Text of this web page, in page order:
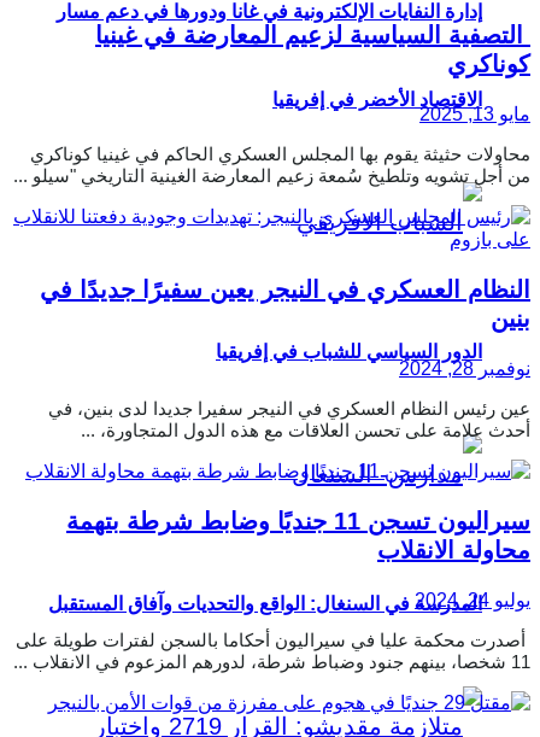
إدارة النفايات الإلكترونية في غانا ودورها في دعم مسار
الاقتصاد الأخضر في إفريقيا
الدور السياسي للشباب في إفريقيا
المدرسة في السنغال: الواقع والتحديات وآفاق المستقبل
التصفية السياسية لزعيم المعارضة في غينيا
كوناكري
مايو 13, 2025
محاولات حثيثة يقوم بها المجلس العسكري الحاكم في غينيا كوناكري
من أجل تشويه وتلطيخ سُمعة زعيم المعارضة الغينية التاريخي "سيلو ...
النظام العسكري في النيجر يعين سفيرًا جديدًا في
بنين
نوفمبر 28, 2024
عين رئيس النظام العسكري في النيجر سفيرا جديدا لدى بنين، في
أحدث علامة على تحسن العلاقات مع هذه الدول المتجاورة، ...
سيراليون تسجن 11 جنديًا وضابط شرطة بتهمة
محاولة الانقلاب
يوليو 24, 2024
أصدرت محكمة عليا في سيراليون أحكاما بالسجن لفترات طويلة على
11 شخصا، بينهم جنود وضباط شرطة، لدورهم المزعوم في الانقلاب ...